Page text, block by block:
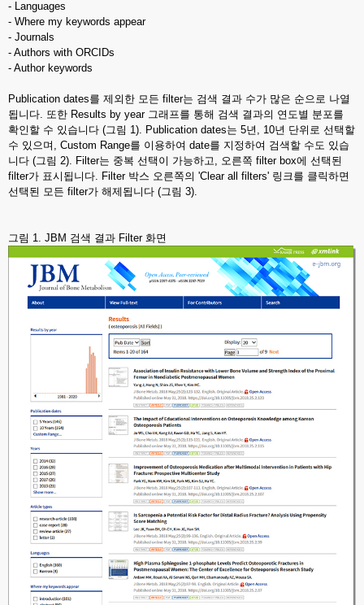
- Languages
- Where my keywords appear
- Journals
- Authors with ORCIDs
- Author keywords
Publication dates를 제외한 모든 filter는 검색 결과 수가 많은 순으로 나열
됩니다. 또한 Results by year 그래프를 통해 검색 결과의 연도별 분포를
확인할 수 있습니다 (그림 1). Publication dates는 5년, 10년 단위로 선택할
수 있으며, Custom Range를 이용하여 date를 지정하여 검색할 수도 있습
니다 (그림 2). Filter는 중복 선택이 가능하고, 오른쪽 filter box에 선택된
filter가 표시됩니다. Filter 박스 오른쪽의 'Clear all filters' 링크를 클릭하면
선택된 모든 filter가 해제됩니다 (그림 3).
그림 1. JBM 검색 결과 Filter 화면